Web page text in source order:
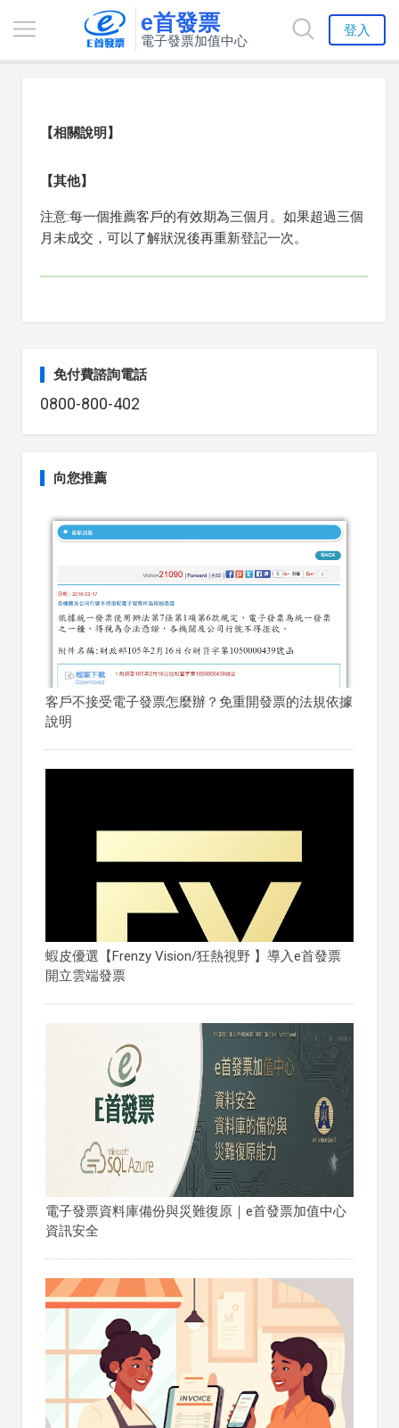
e首發票
電子發票加值中心
登入
【相關說明】
【其他】
注意:每一個推薦客戶的有效期為三個月。如果超過三個
月未成交，可以了解狀況後再重新登記一次。
免付費諮詢電話
0800-800-402
向您推薦
客戶不接受電子發票怎麼辦？免重開發票的法規依據
說明
蝦皮優選【Frenzy Vision/狂熱視野 】導入e首發票
開立雲端發票
電子發票資料庫備份與災難復原｜e首發票加值中心
資訊安全